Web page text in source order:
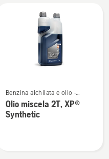
maggiori
dettagli
su
Benzina alchilata e olio -
motori 2 tempi
Olio miscela 2T, XP®
Synthetic